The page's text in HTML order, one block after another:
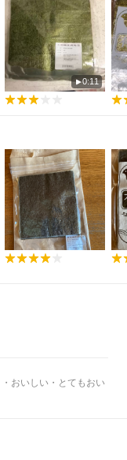
0:11
・ おいしい ・ とてもおい